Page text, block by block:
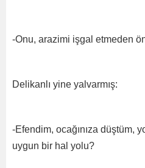
-Onu, arazimi işgal etmeden
Delikanlı yine yalvarmış:
-Efendim, ocağınıza düştüm,
uygun bir hal yolu?